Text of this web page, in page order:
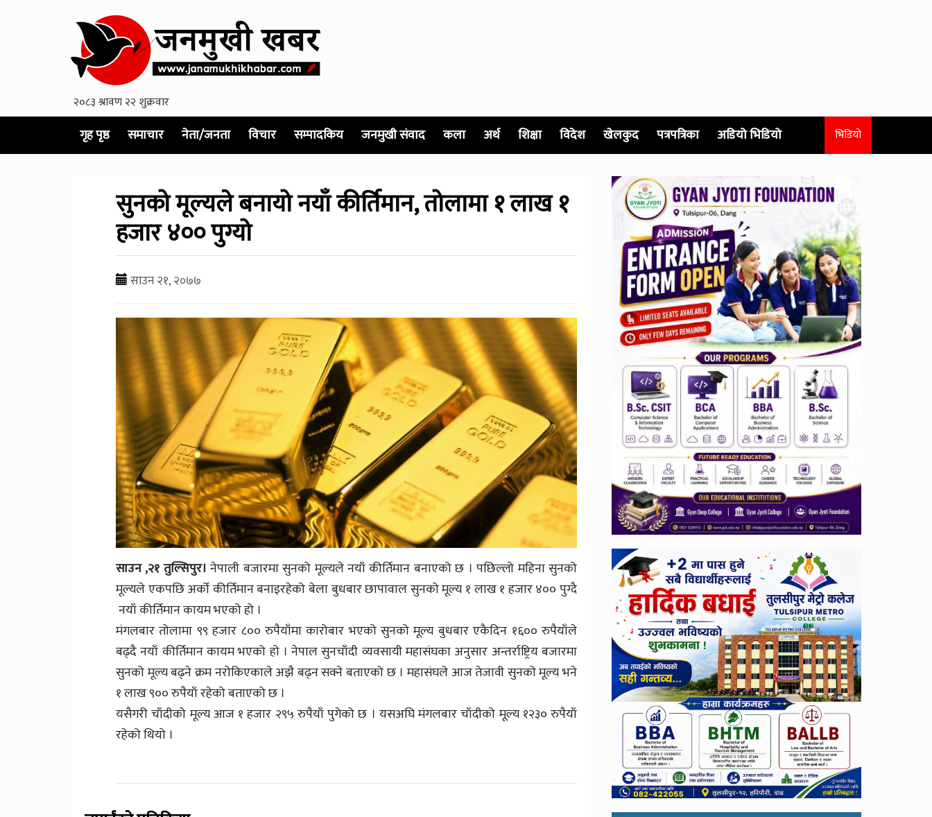
गृह पृष्ठ समाचार नेता/जनता विचार सम्पादकिय जनमुखी संवाद कला अर्थ शिक्षा विदेश खेलकुद पत्रपत्रिका अडियो भिडियो भिडियो
सुनको मूल्यले बनायो नयाँ कीर्तिमान, तोलामा १ लाख १
हजार ४०० पुग्यो
साउन २१, २०७७
साउन ,२१ तुल्सिपुर।नेपाली बजारमा सुनको मूल्यले नयाँ कीर्तिमान बनाएको छ । पछिल्लो महिना सुनको
मूल्यले एकपछि अर्को कीर्तिमान बनाइरहेको बेला बुधबार छापावाल सुनको मूल्य १ लाख १ हजार ४०० पुग्दै
नयाँ कीर्तिमान कायम भएको हो ।
मंगलबार तोलामा ९९ हजार ८०० रुपैयाँमा कारोबार भएको सुनको मूल्य बुधबार एकैदिन १६०० रुपैयाँले
बढ्दै नयाँ कीर्तिमान कायम भएको हो । नेपाल सुनचाँदी व्यवसायी महासंघका अनुसार अन्तर्राष्ट्रिय बजारमा
सुनको मूल्य बढ्ने क्रम नरोकिएकाले अझै बढ्न सक्ने बताएको छ । महासंघले आज तेजावी सुनको मूल्य भने
१ लाख ९०० रुपैयाँ रहेको बताएको छ ।
यसैगरी चाँदीको मूल्य आज १ हजार २९५ रुपैयाँ पुगेको छ । यसअघि मंगलबार चाँदीको मूल्य १२३० रुपैयाँ
रहेको थियो ।